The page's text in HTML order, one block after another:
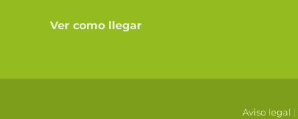
Ver como llegar
Aviso legal |